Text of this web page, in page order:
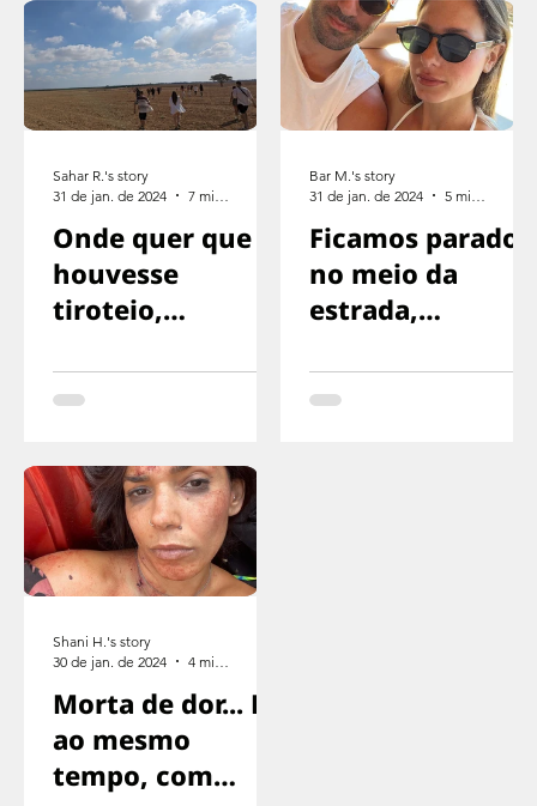
Onde quer que
houvesse
tiroteio,
direção oposta
Sahar R.'s story
31 de jan. de 2024
Ficamos parados
no meio da
estrada,
sinalizando para
o motorista
Bar M.'s story
31 de jan. de 2024
Morta de dor... E
ao mesmo
tempo, com
Shani H.'s story
30 de jan. de 2024